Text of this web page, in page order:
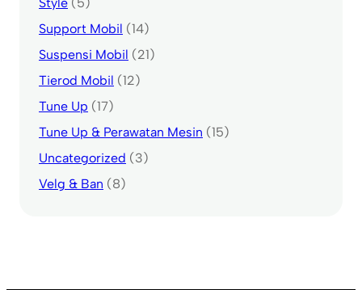
Support Mobil (14)
Suspensi Mobil (21)
Tierod Mobil (12)
Tune Up (17)
Tune Up & Perawatan Mesin (15)
Uncategorized (3)
Velg & Ban (8)